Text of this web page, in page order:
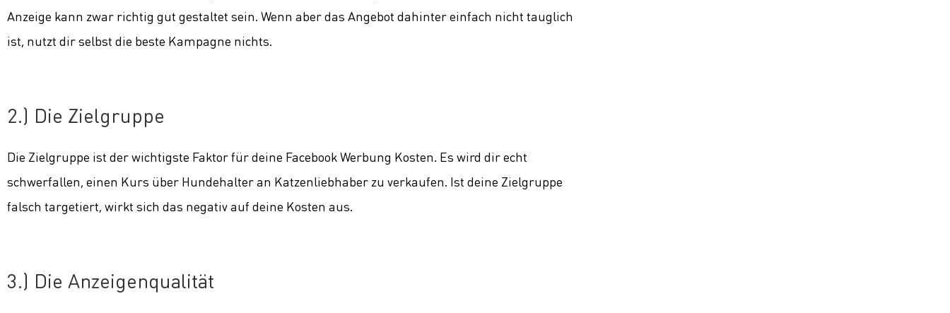
Anzeige kann zwar richtig gut gestaltet sein. Wenn aber das Angebot dahinter einfach nicht tauglich
ist, nutzt dir selbst die beste Kampagne nichts.
2.) Die Zielgruppe
Die Zielgruppe ist der wichtigste Faktor für deine Facebook Werbung Kosten. Es wird dir echt
schwerfallen, einen Kurs über Hundehalter an Katzenliebhaber zu verkaufen. Ist deine Zielgruppe
falsch targetiert, wirkt sich das negativ auf deine Kosten aus.
3.) Die Anzeigenqualität